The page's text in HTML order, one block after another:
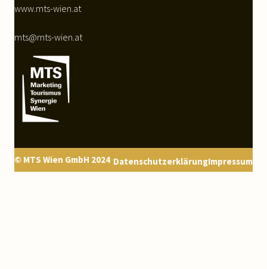
www.mts-wien.at
mts@mts-wien.at
© MTS Wien GmbH 2024 DatenschutzerklärungImpressum